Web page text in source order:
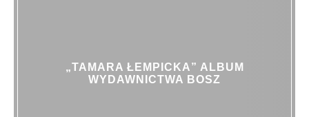
„TAMARA ŁEMPICKA” ALBUM
WYDAWNICTWA BOSZ